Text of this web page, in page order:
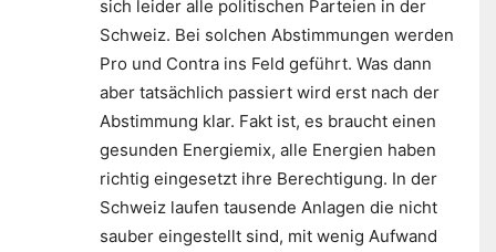
sich leider alle politischen Parteien in der
Schweiz. Bei solchen Abstimmungen werden
Pro und Contra ins Feld geführt. Was dann
aber tatsächlich passiert wird erst nach der
Abstimmung klar. Fakt ist, es braucht einen
gesunden Energiemix, alle Energien haben
richtig eingesetzt ihre Berechtigung. In der
Schweiz laufen tausende Anlagen die nicht
sauber eingestellt sind, mit wenig Aufwand